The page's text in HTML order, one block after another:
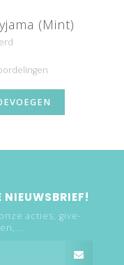
(Mint)
acties, give-